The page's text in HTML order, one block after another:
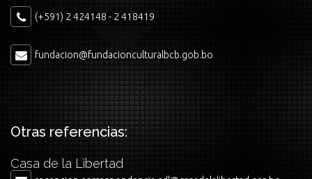
(+591) 2 424148 - 2 418419
fundacion@fundacionculturalbcb.gob.bo
Otras referencias:
Casa de la Libertad